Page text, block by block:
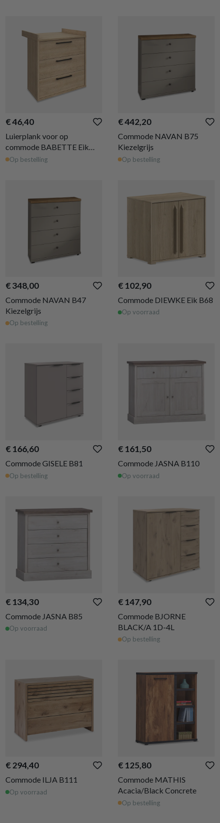
€ 46,40
Luierplank voor op
commode BABETTE Eik
90x75
Op bestelling
€ 442,20
Commode NAVAN B75
Kiezelgrijs
Op bestelling
€ 348,00
Commode NAVAN B47
Kiezelgrijs
Op bestelling
€ 102,90
Commode DIEWKE Eik B68
Op voorraad
€ 166,60
Commode GISELE B81
Op bestelling
€ 161,50
Commode JASNA B110
Op voorraad
€ 134,30
Commode JASNA B85
Op voorraad
€ 147,90
Commode BJORNE
BLACK/A 1D-4L
Op bestelling
€ 294,40
Commode ILJA B111
Op voorraad
€ 125,80
Commode MATHIS
Acacia/Black Concrete
Op bestelling